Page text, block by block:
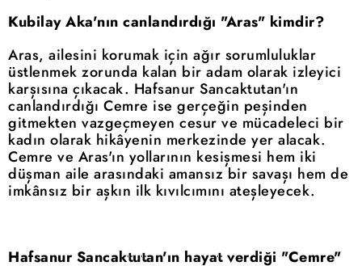
Kubilay Aka'nın canlandırdığı "Aras" kimdir?
Aras, ailesini korumak için ağır sorumluluklar
üstlenmek zorunda kalan bir adam olarak izleyici
karşısına çıkacak. Hafsanur Sancaktutan'ın
canlandırdığı Cemre ise gerçeğin peşinden
gitmekten vazgeçmeyen cesur ve mücadeleci bir
kadın olarak hikâyenin merkezinde yer alacak.
Cemre ve Aras'ın yollarının kesişmesi hem iki
düşman aile arasındaki amansız bir savaşı hem de
imkânsız bir aşkın ilk kıvılcımını ateşleyecek.
Hafsanur Sancaktutan'ın hayat verdiği "Cemre"